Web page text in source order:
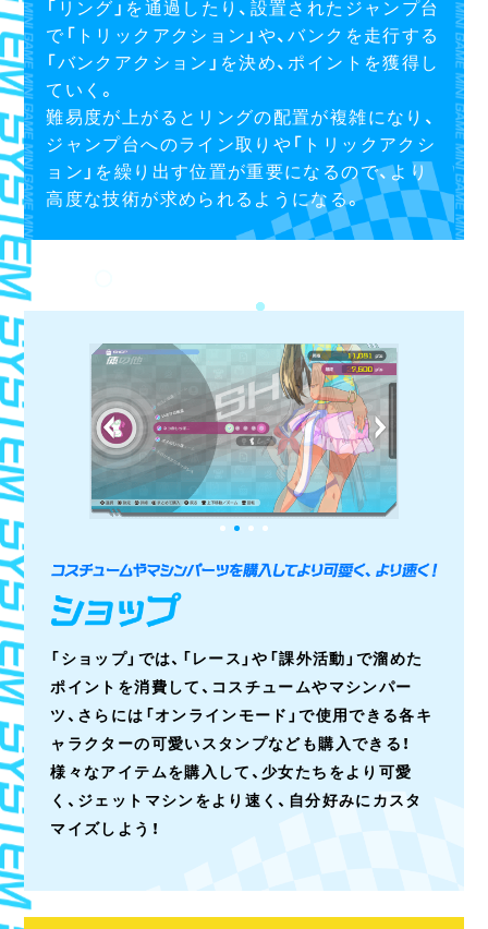
「リング」を通過したり、設置されたジャンプ台
で「トリックアクション」や、バンクを走行する
「バンクアクション」を決め、ポイントを獲得し
ていく。
難易度が上がるとリングの配置が複雑になり、
ジャンプ台へのライン取りや「トリックアクシ
ョン」を繰り出す位置が重要になるので、より
高度な技術が求められるようになる。
「ショップ」では、「レース」や「課外活動」で溜めた
ポイントを消費して、コスチュームやマシンパー
ツ、さらには「オンラインモード」で使用できる各キ
ャラクターの可愛いスタンプなども購入できる！
様々なアイテムを購入して、少女たちをより可愛
く、ジェットマシンをより速く、自分好みにカスタ
マイズしよう！